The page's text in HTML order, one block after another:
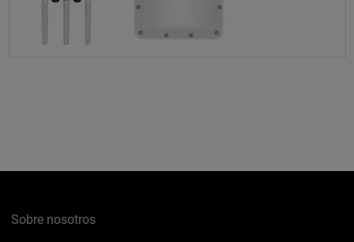
Sobre nosotros